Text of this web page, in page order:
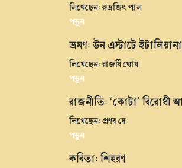
লিখেছেন: রুদ্রজিৎ পাল
পড়ুন
ভ্রমণ: উন এস্টাটে
লিখেছেন: রাজর্ষি ঘোষ
পড়ুন
রাজনীতি: ‘কোটা’ বিরোধী
লিখেছেন: প্রণব দে
পড়ুন
কবিতা: শিহরণ